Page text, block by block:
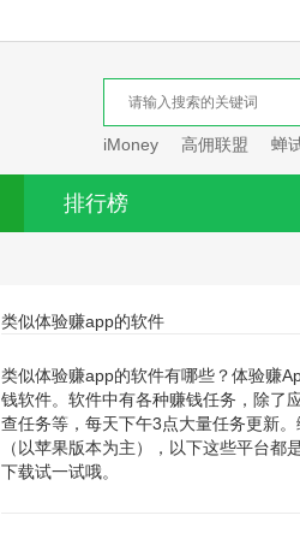
iMoney 高佣联盟 蝉
排行榜
类似体验赚app的软件
类似体验赚app的软件有哪些？体验赚
钱软件。软件中有各种赚钱任务，除了
查任务等，每天下午3点大量任务更新
（以苹果版本为主），以下这些平台
下载试一试哦。